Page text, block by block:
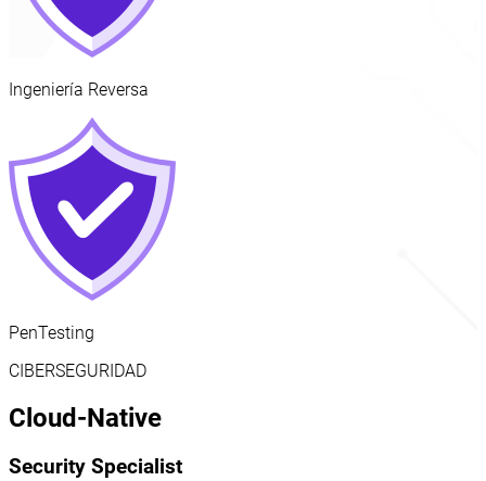
Ingeniería Reversa
PenTesting
CIBERSEGURIDAD
Cloud-Native
Security Specialist